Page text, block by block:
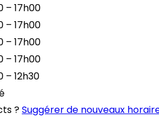
– 17h00
– 17h00
– 17h00
– 17h00
– 12h30
?Suggérer de nouveaux